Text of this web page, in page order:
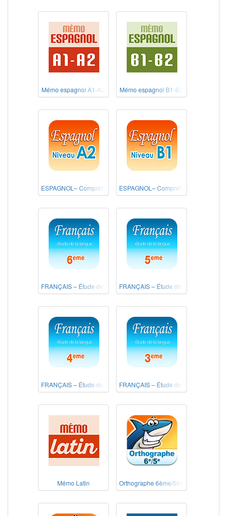
Mémo espagnol A1-A2 Mémo espagnol B1-B2
ESPAGNOL– Compréhension de l'écrit Niveau A2
ESPAGNOL– Compréhension de
FRANÇAIS – Étude de la langue 6eFRANÇAIS – Étude de la langue 5e
FRANÇAIS – Étude de la langue 4eFRANÇAIS – Étude de la langue 3e
Mémo Latin Orthographe 6ème/5ème